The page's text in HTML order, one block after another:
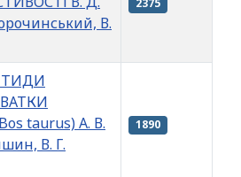
В.
2375
taurus) А. В.
В. Г.
1890